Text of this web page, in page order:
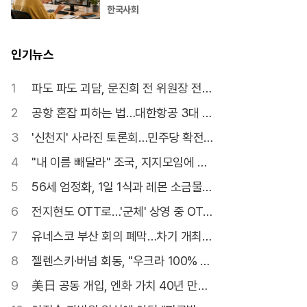
한국사회
인기뉴스
1
파도 파도 괴담, 문진희 전 위원장 전면
수사 불가피
2
공항 혼잡 피하는 법…대한항공 3대 서
비스
3
'신천지' 사라진 토론회…민주당 확전
자제령?
4
"내 이름 빼달라" 조국, 지지모임에 결
별 선언
5
56세 엄정화, 1일 1식과 레몬 소금물로
동안 완성
6
전지현도 OTT로…'군체' 상영 중 OTT
공개
7
유네스코 부산 회의 폐막…차기 개최지
는 이스탄불
8
젤렌스키·버넘 회동, "우크라 100% 지
지"
9
美日 공동 개입, 엔화 가치 40년 만에
최저